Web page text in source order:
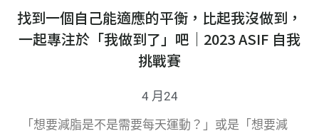
找到一個自己能適應的平衡，比起我沒做到，
一起專注於「我做到了」吧｜2023 ASIF 自我
挑戰賽
4 月24
「想要減脂是不是需要每天運動？」或是「想要減